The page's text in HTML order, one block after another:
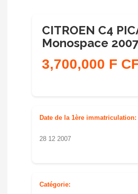
CITROEN C4
Monospace 2007
3,700,000 F
Date de la 1ère immatriculation:
28 12 2007
Catégorie: